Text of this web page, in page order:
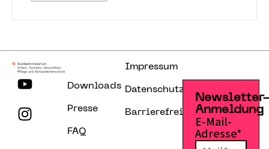
Downloads
Presse
FAQ
Impressum
Datenschutzerklärung
Barrierefreiheitserklärung
Anmeldung
E-Mail-
Adresse*